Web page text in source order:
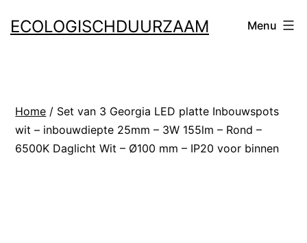
naar
ECOLOGISCHDUURZAAM Menu
Home / Set van 3 Georgia LED platte Inbouwspots
wit – inbouwdiepte 25mm – 3W 155lm – Rond –
6500K Daglicht Wit – Ø100 mm – IP20 voor binnen